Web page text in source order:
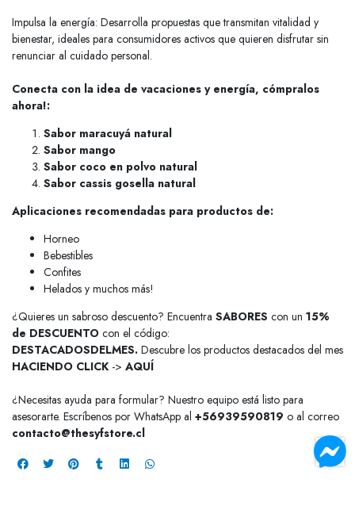
Impulsa la energía: Desarrolla propuestas que transmitan vitalidad y
bienestar, ideales para consumidores activos que quieren disfrutar sin
renunciar al cuidado personal.
Conecta con la idea de vacaciones y energía, cómpralos
ahora!:
Sabor maracuyá natural
Sabor mango
Sabor coco en polvo natural
Sabor cassis gosella natural
Aplicaciones recomendadas para productos de:
Horneo
Bebestibles
Confites
Helados y muchos más!
¿Quieres un sabroso descuento? Encuentra SABORES con un 15%
de DESCUENTO con el código:
DESTACADOSDELMES. Descubre los productos destacados del mes
HACIENDO CLICK-> AQUÍ
¿Necesitas ayuda para formular? Nuestro equipo está listo para
asesorarte. Escríbenos por WhatsApp al +56939590819 o al correo
contacto@thesyfstore.cl